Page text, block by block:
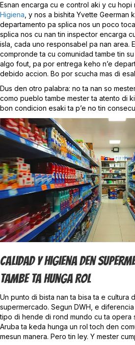
Esnan encarga cu e control aki y cu hopi
Higiena , y nos a bishita Yvette Geerman
departamento pa splica nos un poco
splica nos cu nan tin inspector encarga
isla, cada uno responsabel pa nan area.
compronde ta cu comunidad tambe tin
algo fout, pa por entrega keho n’e
debido accion. Bo por scucha mas di
Dus den otro palabra: no ta nan so
como pueblo tambe mester ta atento di
bon condicion esaki ta p’e no tin
Calidad Y Higiena Den
Tambe Ta Hunga Rol
Un punto di bista nan ta bisa ta e cultura
supermercado. Segun DWH, e
tipo di hende di rond mundo cu ta opera
Aruba ta keda hunga un rol toch den
mesun manera. Pero tin ley. Y mester